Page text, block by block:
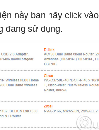
này ban hãy click vào
đang sử dụng.